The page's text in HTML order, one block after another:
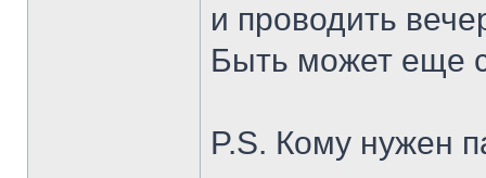
и проводить
Быть может еще
P.S. Кому нужен